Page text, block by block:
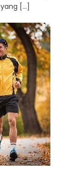
[…]